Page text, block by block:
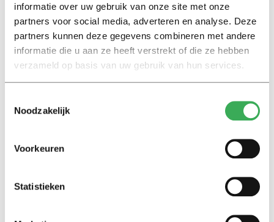
informatie over uw gebruik van onze site met onze
partners voor social media, adverteren en analyse. Deze
partners kunnen deze gegevens combineren met andere
informatie die u aan ze heeft verstrekt of die ze hebben
verzameld op basis van uw gebruik van hun services.
Noodzakelijk
Voorkeuren
Statistieken
Marion Koopmans over online
bedreigingen en desinformatie:
‘Wetenschappers, kom die
ivoren toren uit’
kregen er een paar miljoen